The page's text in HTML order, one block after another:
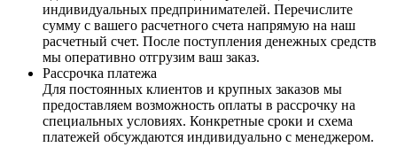
индивидуальных предпринимателей. Перечислите
сумму с вашего расчетного счета напрямую на наш
расчетный счет. После поступления денежных средств
мы оперативно отгрузим ваш заказ.
Рассрочка платежа
Для постоянных клиентов и крупных заказов мы
предоставляем возможность оплаты в рассрочку на
специальных условиях. Конкретные сроки и схема
платежей обсуждаются индивидуально с менеджером.